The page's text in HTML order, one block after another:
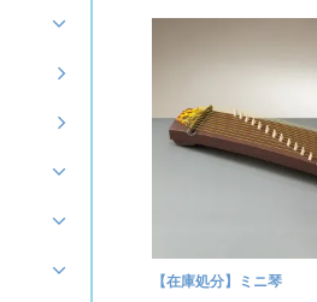
【在庫処分】ミニ琴